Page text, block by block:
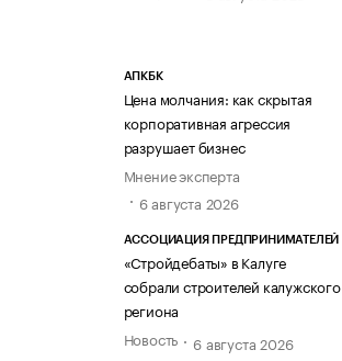
АПКБК
Цена молчания: как скрытая
корпоративная агрессия
разрушает бизнес
Мнение эксперта
6 августа 2026
АССОЦИАЦИЯ ПРЕДПРИНИМАТЕЛЕЙ
«Стройдебаты» в Калуге
собрали строителей калужского
региона
Новость
6 августа 2026